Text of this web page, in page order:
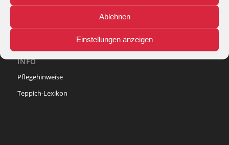
Ablehnen
Einstellungen anzeigen
e-mail:info@theko-collection.com
INFO
Pflegehinweise
Teppich-Lexikon